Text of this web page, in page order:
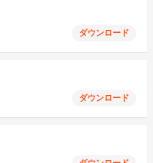
ダウンロード
ダウンロード